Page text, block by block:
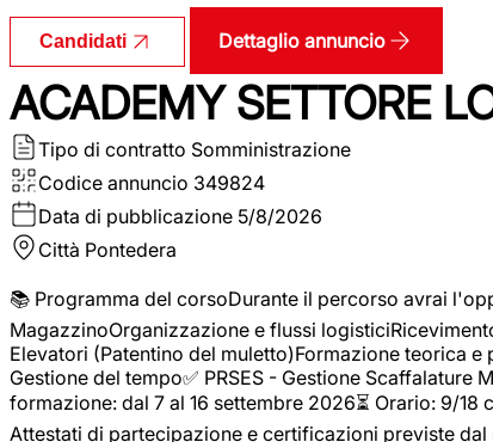
Candidati Dettaglio annuncio
ACADEMY SETTORE
Tipo di contratto Somministrazione
Codice annuncio 349824
Data di pubblicazione 5/8/2026
Città Pontedera
📚 Programma del corsoDurante il percorso avrai
MagazzinoOrganizzazione e flussi
Elevatori (Patentino del muletto)Formazione teorica
Gestione del tempo✅ PRSES - Gestione
formazione: dal 7 al 16 settembre 2026⏳ Orario: 9/
Attestati di partecipazione e certificazioni previste